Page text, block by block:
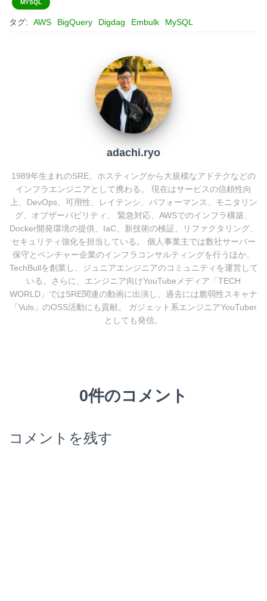
n b e
MYSQL
タグ: AWS BigQuery Digdag Embulk MySQL
adachi.ryo
1989年生まれのSRE。ホスティングから大規模なアドテクなどの
インフラエンジニアとして携わる。 現在はサービスの信頼性向
上、DevOps、可用性、レイテンシ、パフォーマンス、モニタリン
グ、オブザーバビリティ、 緊急対応、AWSでのインフラ構築、
Docker開発環境の提供、IaC、新技術の検証、リファクタリング、
セキュリティ強化を担当している。 個人事業主では数社サーバー
保守とベンチャー企業のインフラコンサルティングを行うほか、
TechBullを創業し、ジュニアエンジニアのコミュニティを運営して
いる。さらに、エンジニア向けYouTubeメディア「TECH
WORLD」ではSRE関連の動画に出演し、過去には脆弱性スキャナ
「Vuls」のOSS活動にも貢献。 ガジェット系エンジニアYouTuber
としても発信。
0件のコメント
コメントを残す